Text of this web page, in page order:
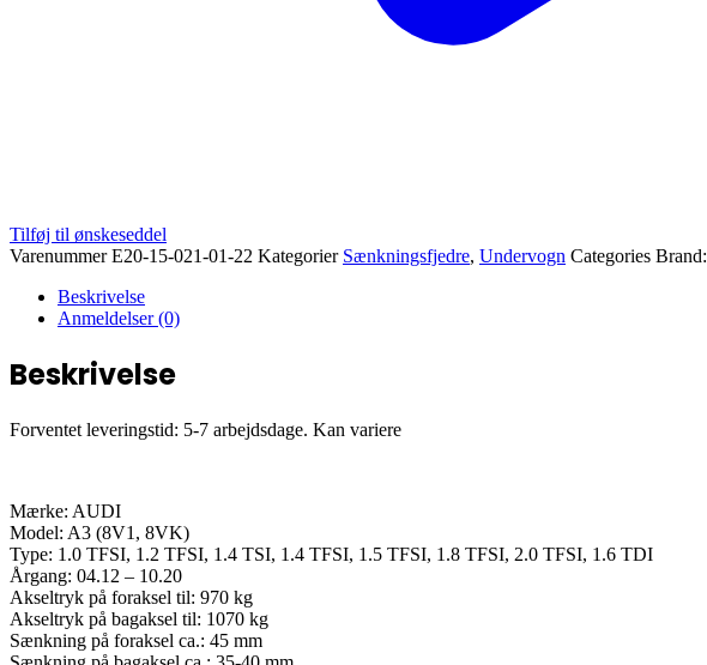
Tilføj til ønskeseddel
VarenummerE20-15-021-01-22 Kategorier Sænkningsfjedre, Undervogn Categories Brand:
Beskrivelse
Anmeldelser (0)
Beskrivelse
Forventet leveringstid: 5-7 arbejdsdage. Kan variere
Mærke: AUDI
Model: A3 (8V1, 8VK)
Type: 1.0 TFSI, 1.2 TFSI, 1.4 TSI, 1.4 TFSI, 1.5 TFSI, 1.8 TFSI, 2.0 TFSI, 1.6 TDI
Årgang: 04.12 – 10.20
Akseltryk på foraksel til: 970 kg
Akseltryk på bagaksel til: 1070 kg
Sænkning på foraksel ca.: 45 mm